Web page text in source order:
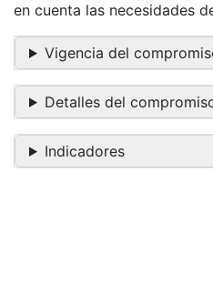
en cuenta las necesidades
Vigencia del
Detalles del
Indicadores